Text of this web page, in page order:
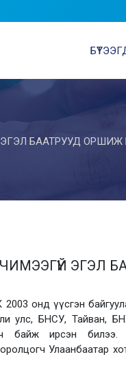
БААТРУУД ОРШИЖ
ЭГЭЛ
онд үүсгэн
БНСУ, Тайван,
байж ирсэн
Улаанбаатар